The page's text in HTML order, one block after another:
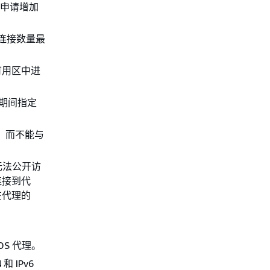
请增加
接数量最
区中进
间指定
而不能与
公开访
到代
理的
代理。
和 IPv6